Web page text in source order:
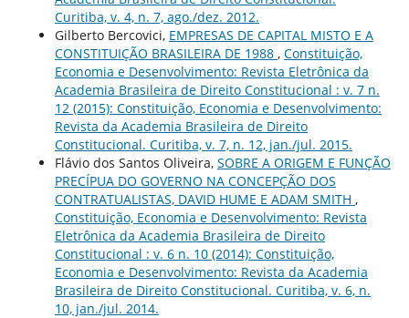
Curitiba, v. 4, n. 7, ago./dez. 2012.
Gilberto Bercovici, EMPRESAS DE CAPITAL MISTO E A
CONSTITUIÇÃO BRASILEIRA DE 1988 , Constituição,
Economia e Desenvolvimento: Revista Eletrônica da
Academia Brasileira de Direito Constitucional : v. 7 n.
12 (2015): Constituição, Economia e Desenvolvimento:
Revista da Academia Brasileira de Direito
Constitucional. Curitiba, v. 7, n. 12, jan./jul. 2015.
Flávio dos Santos Oliveira, SOBRE A ORIGEM E FUNÇÃO
PRECÍPUA DO GOVERNO NA CONCEPÇÃO DOS
CONTRATUALISTAS, DAVID HUME E ADAM SMITH ,
Constituição, Economia e Desenvolvimento: Revista
Eletrônica da Academia Brasileira de Direito
Constitucional : v. 6 n. 10 (2014): Constituição,
Economia e Desenvolvimento: Revista da Academia
Brasileira de Direito Constitucional. Curitiba, v. 6, n.
10, jan./jul. 2014.